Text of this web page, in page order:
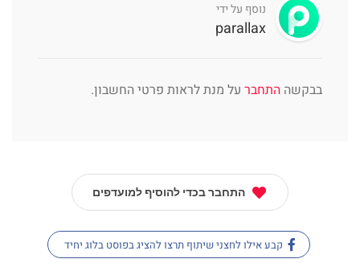
נוסף על ידי
parallax
בבקשה התחבר על מנת לראות פרטי החשבון.
התחבר בכדי להוסיף למועדפים
קבע אילו לחצני שיתוף תרצו להציג בפוסט בלוג יחיד